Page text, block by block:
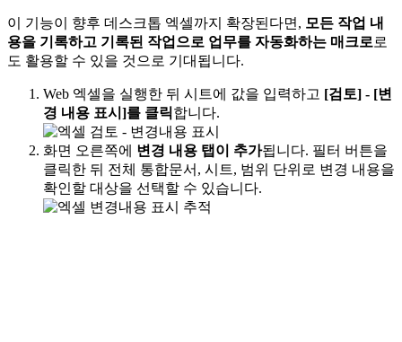
이 기능이 향후 데스크톱 엑셀까지 확장된다면, 모든 작업 내
용을 기록하고 기록된 작업으로 업무를 자동화하는 매크로로
도 활용할 수 있을 것으로 기대됩니다.
Web 엑셀을 실행한 뒤 시트에 값을 입력하고 [검토] - [변
경 내용 표시]를 클릭합니다.
화면 오른쪽에 변경 내용 탭이 추가됩니다. 필터 버튼을
클릭한 뒤 전체 통합문서, 시트, 범위 단위로 변경 내용을
확인할 대상을 선택할 수 있습니다.